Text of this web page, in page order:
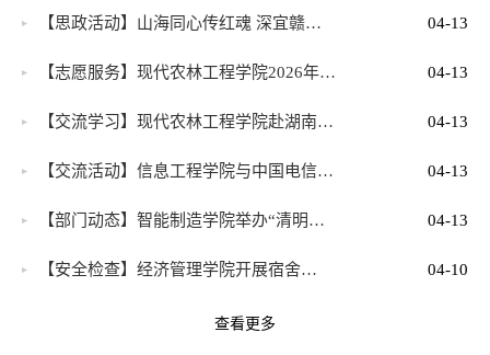
04-13
【思政活动】山海同心传红魂 深宜赣…
04-13
【志愿服务】现代农林工程学院2026年…
04-13
【交流学习】现代农林工程学院赴湖南…
04-13
【交流活动】信息工程学院与中国电信…
04-13
【部门动态】智能制造学院举办“清明…
04-10
​【安全检查】经济管理学院开展宿舍…
查看更多